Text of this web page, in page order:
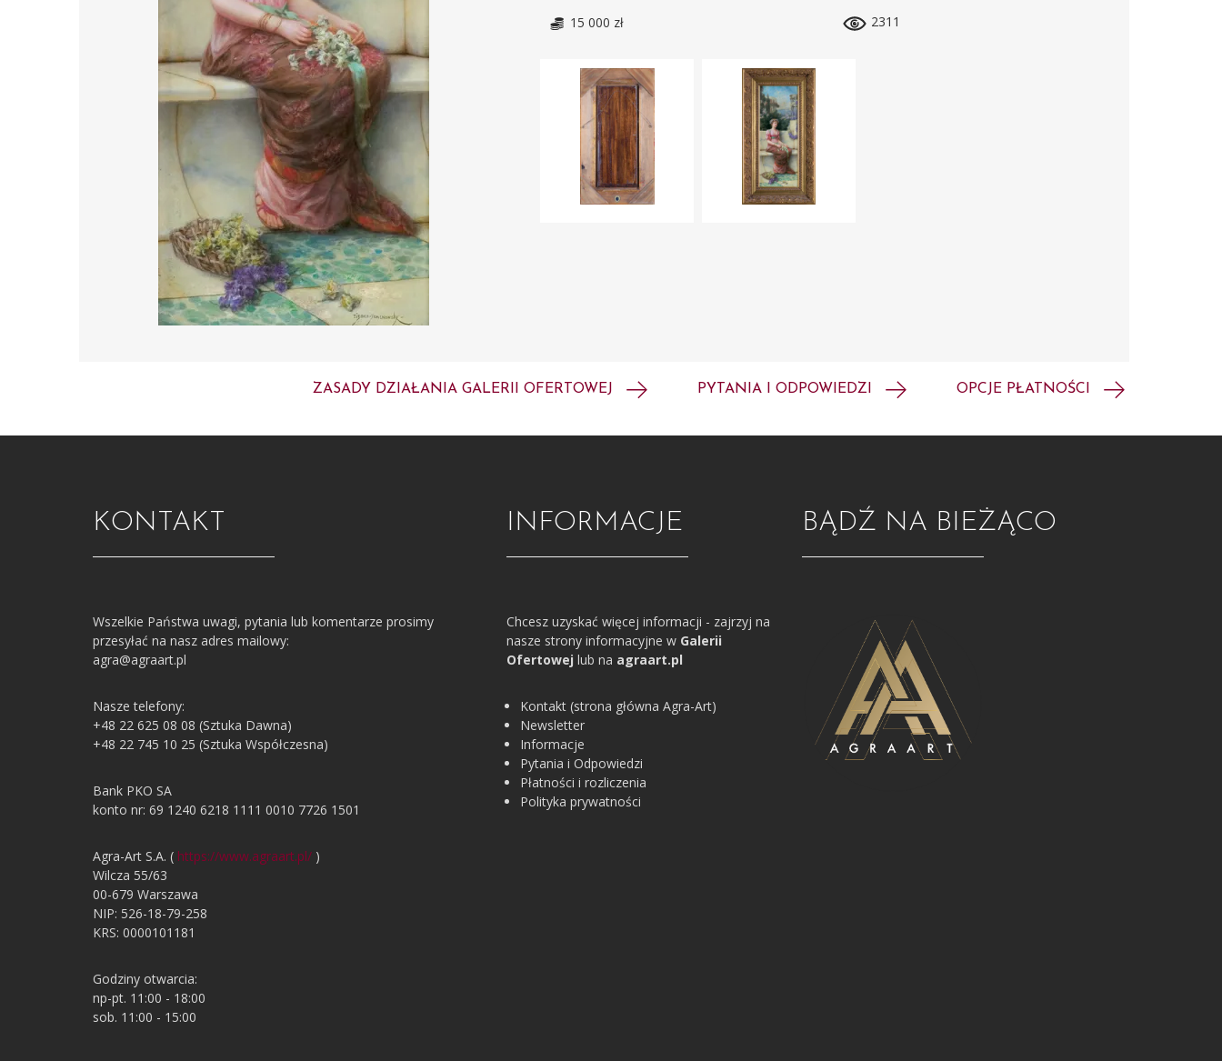
15 000 zł 2311
ZASADY DZIAŁANIA GALERII OFERTOWEJ PYTANIA I ODPOWIEDZI OPCJE PŁATNOŚCI
BĄDŹ NA BIEŻĄCO
INFORMACJE
Chcesz uzyskać więcej informacji - zajrzyj na
nasze strony informacyjne w Galerii
Ofertowej lub na agraart.pl
Kontakt (strona główna Agra-Art)
Newsletter
Informacje
Pytania i Odpowiedzi
Płatności i rozliczenia
Polityka prywatności
KONTAKT
Wszelkie Państwa uwagi, pytania lub komentarze prosimy
przesyłać na nasz adres mailowy:
agra@agraart.pl
Nasze telefony:
+48 22 625 08 08 (Sztuka Dawna)
+48 22 745 10 25 (Sztuka Współczesna)
Bank PKO SA
konto nr: 69 1240 6218 1111 0010 7726 1501
Agra-Art S.A. ( https://www.agraart.pl/ )
Wilcza 55/63
00-679 Warszawa
NIP: 526-18-79-258
KRS: 0000101181
Godziny otwarcia:
np-pt. 11:00 - 18:00
sob. 11:00 - 15:00